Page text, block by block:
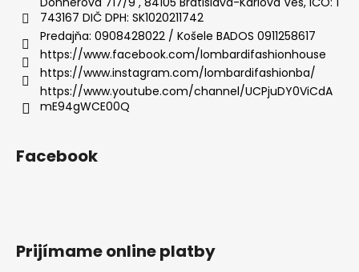
743167 DIČ DPH: SK1020211742
Predajňa: 0908428022 / Košele BADOS 0911258617
https://www.facebook.com/lombardifashionhouse
https://www.instagram.com/lombardifashionba/
https://www.youtube.com/channel/UCPjuDY0ViCdA
mE94gWCE00Q
Facebook
Prijímame online platby